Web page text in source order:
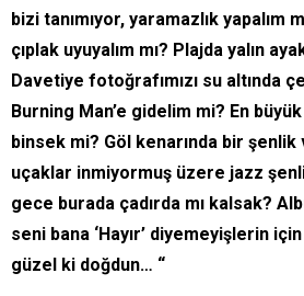
bizi tanımıyor, yaramazlık yapalım
çıplak uyuyalım mı? Plajda yalın
Davetiye fotoğrafımızı su altında
Burning Man’e gidelim mi? En
binsek mi? Göl kenarında bir şenlik
uçaklar inmiyormuş üzere jazz
gece burada çadırda mı kalsak?
seni bana ‘Hayır’ diyemeyişlerin
güzel ki doğdun… “